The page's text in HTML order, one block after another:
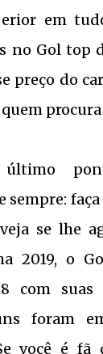
em
no Gol top
preço do
sempre:
se lhe
2019, o
com suas
foram
você é fã